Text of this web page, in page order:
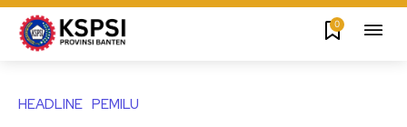
0
HEADLINE PEMILU